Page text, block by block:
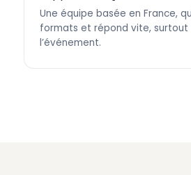
Une équipe basée en France,
formats et répond vite, surtout
l’événement.